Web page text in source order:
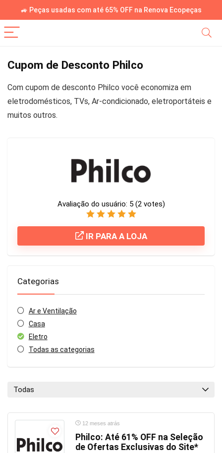
🚙 Peças usadas com até 65% OFF na Renova Ecopeças
Cupom de Desconto Philco
Com cupom de desconto Philco você economiza em
eletrodomésticos, TVs, Ar-condicionado, eletroportáteis e
muitos outros.
Avaliação do usuário: 5 (2votes)
IR PARA A LOJA
Categorias
Ar e Ventilação
Casa
Eletro
Todas as categorias
Todas
12 meses atrás
Philco: Até 61% OFF na Seleção
de Ofertas Exclusivas do Site*